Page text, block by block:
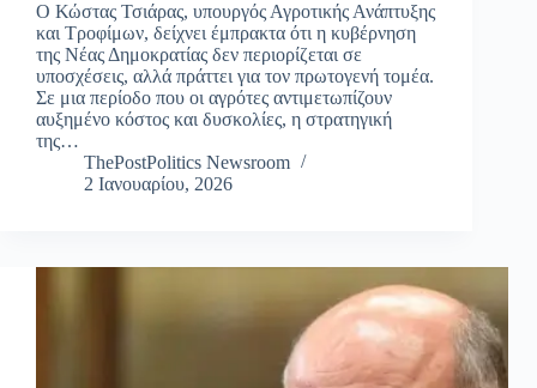
Ο Κώστας Τσιάρας, υπουργός Αγροτικής Ανάπτυξης
και Τροφίμων, δείχνει έμπρακτα ότι η κυβέρνηση
της Νέας Δημοκρατίας δεν περιορίζεται σε
υποσχέσεις, αλλά πράττει για τον πρωτογενή τομέα.
Σε μια περίοδο που οι αγρότες αντιμετωπίζουν
αυξημένο κόστος και δυσκολίες, η στρατηγική
της…
ThePostPolitics Newsroom
2 Ιανουαρίου, 2026